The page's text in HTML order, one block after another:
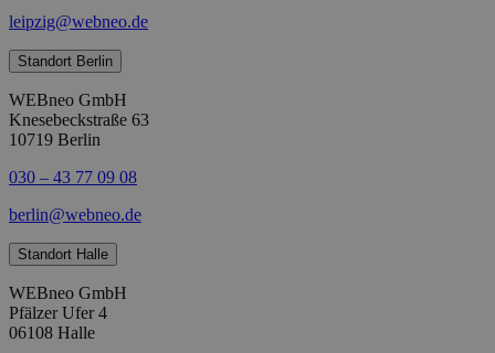
leipzig@webneo.de
Standort Berlin
WEBneo GmbH
Knesebeckstraße 63
10719 Berlin
030 – 43 77 09 08
berlin@webneo.de
Standort Halle
WEBneo GmbH
Pfälzer Ufer 4
06108 Halle